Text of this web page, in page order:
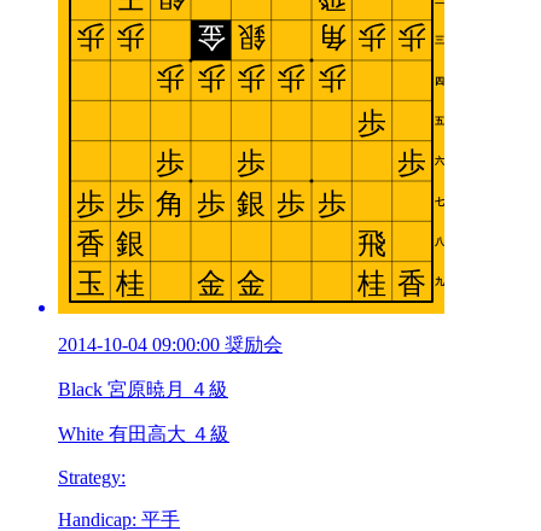
2014-10-04 09:00:00 奨励会
Black 宮原暁月 ４級
White 有田高大 ４級
Strategy:
Handicap: 平手